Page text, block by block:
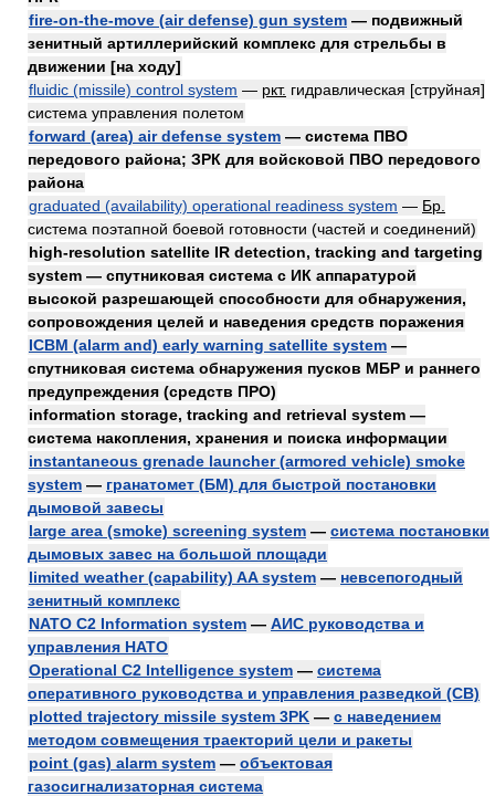
fire-on-the-move (air defense) gun system — подвижный
зенитный артиллерийский комплекс для стрельбы в
движении [на ходу]
fluidic (missile) control system — ркт. гидравлическая [струйная]
система управления полетом
forward (area) air defense system — система ПВО
передового района; ЗРК для войсковой ПВО передового
района
graduated (availability) operational readiness system — Бр.
система поэтапной боевой готовности (частей и соединений)
high-resolution satellite IR detection, tracking and targeting
system — спутниковая система с ИК аппаратурой
высокой разрешающей способности для обнаружения,
сопровождения целей и наведения средств поражения
ICBM (alarm and) early warning satellite system —
спутниковая система обнаружения пусков МБР и раннего
предупреждения (средств ПРО)
information storage, tracking and retrieval system —
система накопления, хранения и поиска информации
instantaneous grenade launcher (armored vehicle) smoke
system — гранатомет (БМ) для быстрой постановки
дымовой завесы
large area (smoke) screening system — система постановки
дымовых завес на большой площади
limited weather (capability) AA system — невсепогодный
зенитный комплекс
NATO C2 Information system — АИС руководства и
управления НАТО
Operational C2 Intelligence system — система
оперативного руководства и управления разведкой (СВ)
plotted trajectory missile system 3PK — с наведением
методом совмещения траекторий цели и ракеты
point (gas) alarm system — объектовая
газосигнализаторная система